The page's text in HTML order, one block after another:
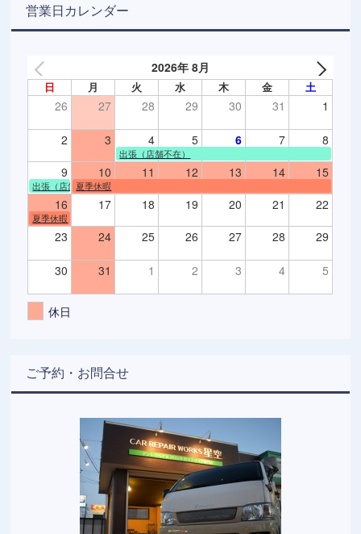
営業日カレンダー
2026年 8月
日 月 火 水 木 金 土
26 27 28 29 30 31 1
2 3 4 5 6 7 8
出張（店舗不在）
9 10 11 12 13 14 15
出張（店舗不在）
夏季休暇
16 17 18 19 20 21 22
夏季休暇
23 24 25 26 27 28 29
30 31 1 2 3 4 5
休日
ご予約・お問合せ